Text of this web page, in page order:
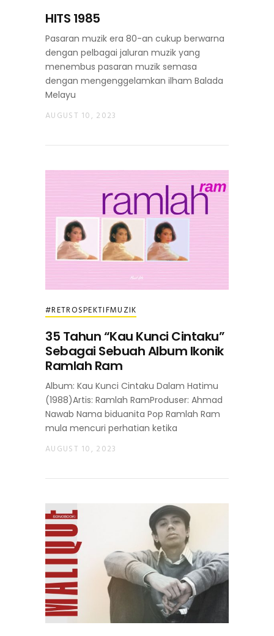
HITS 1985
Pasaran muzik era 80-an cukup berwarna
dengan pelbagai jaluran muzik yang
menembus pasaran muzik semasa
dengan mengenggelamkan ilham Balada
Melayu
AUGUST 10, 2023
#RETROSPEKTIFMUZIK
35 Tahun “Kau Kunci Cintaku”
Sebagai Sebuah Album Ikonik
Ramlah Ram
Album: Kau Kunci Cintaku Dalam Hatimu
(1988)Artis: Ramlah RamProduser: Ahmad
Nawab Nama biduanita Pop Ramlah Ram
mula mencuri perhatian ketika
AUGUST 10, 2023